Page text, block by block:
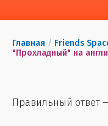
Главная / Friends
"Прохладный" на
Правильный ответ